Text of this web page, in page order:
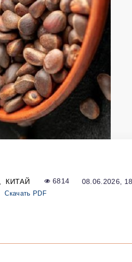
КИТАЙ 6814 08.06.2026,
Скачать PDF